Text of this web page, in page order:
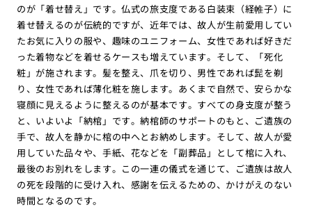
のが「着せ替え」です。仏式の旅支度である白装束（経帷子）に
着せ替えるのが伝統的ですが、近年では、故人が生前愛用してい
たお気に入りの服や、趣味のユニフォーム、女性であれば好きだ
った着物などを着せるケースも増えています。そして、「死化
粧」が施されます。髪を整え、爪を切り、男性であれば髭を剃
り、女性であれば薄化粧を施します。あくまで自然で、安らかな
寝顔に見えるように整えるのが基本です。すべての身支度が整う
と、いよいよ「納棺」です。納棺師のサポートのもと、ご遺族の
手で、故人を静かに棺の中へとお納めします。そして、故人が愛
用していた品々や、手紙、花などを「副葬品」として棺に入れ、
最後のお別れをします。この一連の儀式を通じて、ご遺族は故人
の死を段階的に受け入れ、感謝を伝えるための、かけがえのない
時間となるのです。